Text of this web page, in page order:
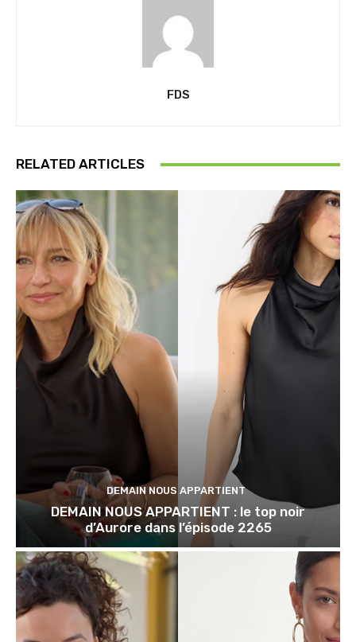
FDS
RELATED ARTICLES
DEMAIN NOUS APPARTIENT
DEMAIN NOUS APPARTIENT : le top noir
d’Aurore dans l’épisode 2265